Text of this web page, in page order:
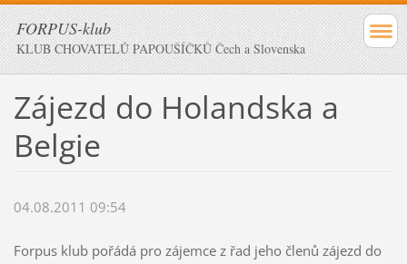
FORPUS-klub
KLUB CHOVATELŮ PAPOUŠÍČKŮ Čech a Slovenska
Zájezd do Holandska a
Belgie
04.08.2011 09:54
Forpus klub pořádá pro zájemce z řad jeho členů zájezd do